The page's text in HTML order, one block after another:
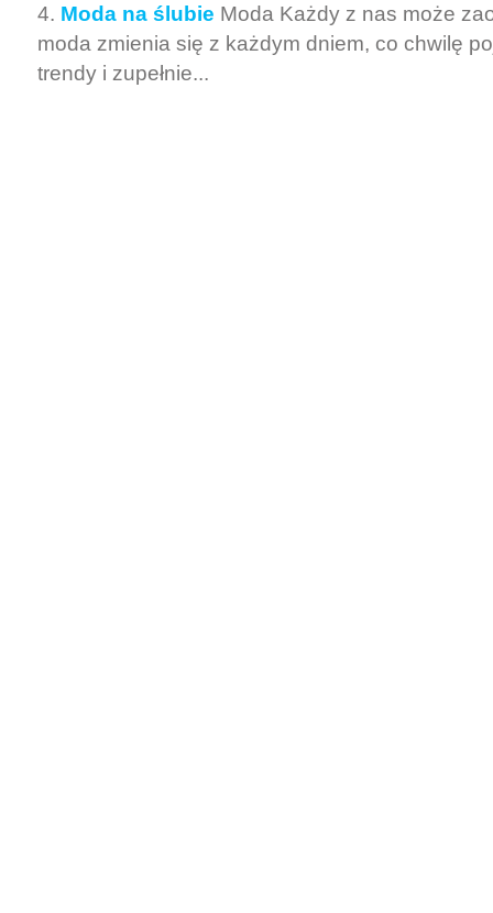
Moda na ślubie Moda Każdy z nas może
moda zmienia się z każdym dniem, co chwilę
trendy i zupełnie...